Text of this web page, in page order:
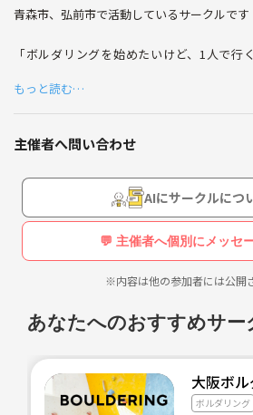
青森市、弘前市で活動しているサークルです
「ボルダリングを始めたいけど、1人で行
におすすめです！
もっと読む…
主催者へ問い合わせ
AIにサークルにつ
💬 主催者へ個別にメッセ
※内容は他の参加者には公開
あなたへのおすすめサー
大阪ボ
ボルダリング